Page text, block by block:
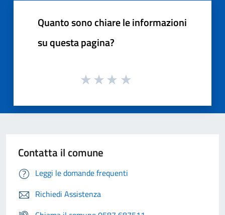
Quanto sono chiare le informazioni
su questa pagina?
Contatta il comune
Leggi le domande frequenti
Richiedi Assistenza